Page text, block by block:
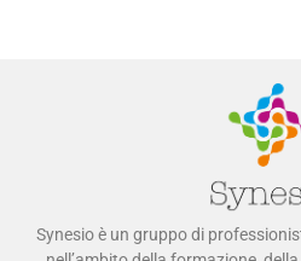
Synesio è un gruppo di